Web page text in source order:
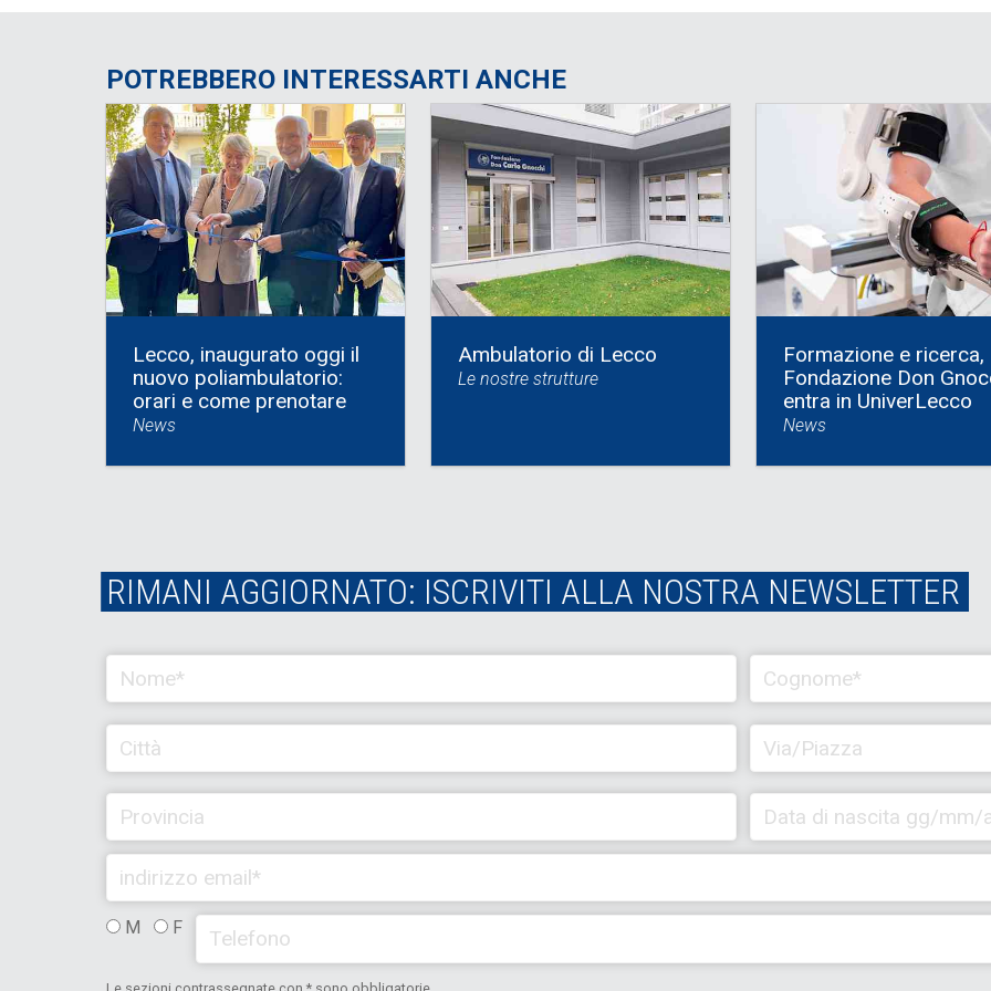
POTREBBERO INTERESSARTI ANCHE
Lecco, inaugurato oggi il
nuovo poliambulatorio:
orari e come prenotare
News
Ambulatorio di Lecco
Le nostre strutture
Formazione e ricerca,
Fondazione Don
entra in UniverLecco
News
RIMANI AGGIORNATO: ISCRIVITI ALLA NOSTRA NEWSLETTER
M F